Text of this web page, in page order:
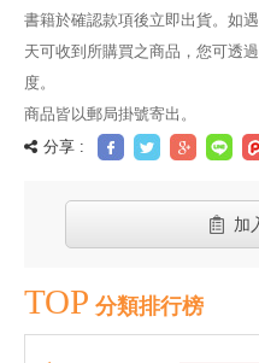
書籍於確認款項後立即出貨。如
天可收到所購買之商品，您可透
度。
商品皆以郵局掛號寄出。
分享 :
加
TOP 分類排行榜